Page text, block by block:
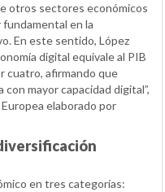
otros sectores económicos
en la
En este sentido, López
digital equivale al PIB
cuatro, afirmando que
con mayor capacidad digital”,
elaborado por
en tres categorías: